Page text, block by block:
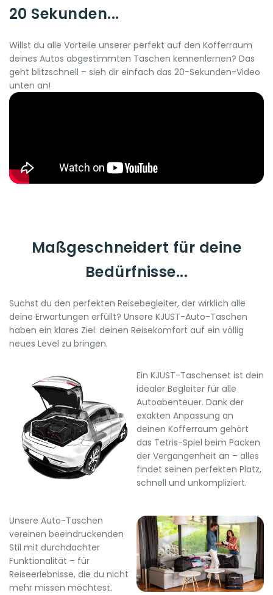
20 Sekunden...
Willst du alle Vorteile unserer perfekt auf den Kofferraum
deines Autos abgestimmten Taschen kennenlernen? Das
geht blitzschnell – sieh dir einfach das 20-Sekunden-Video
unten an!
Maßgeschneidert für deine
Bedürfnisse...
Suchst du den perfekten Reisebegleiter, der wirklich alle
deine Erwartungen erfüllt? Unsere KJUST-Auto-Taschen
haben ein klares Ziel: deinen Reisekomfort auf ein völlig
neues Level zu bringen.
Ein KJUST-Taschenset ist dein
idealer Begleiter für alle
Autoabenteuer. Dank der
exakten Anpassung an
deinen Kofferraum gehört
das Tetris-Spiel beim Packen
der Vergangenheit an – alles
findet seinen perfekten Platz,
schnell und unkompliziert.
Unsere Auto-Taschen
vereinen beeindruckenden
Stil mit durchdachter
Funktionalität – für
Reiseerlebnisse, die du nicht
mehr missen möchtest.